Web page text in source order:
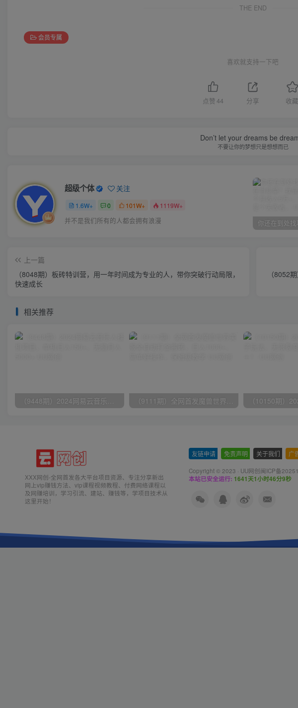
THE END
会员专属
喜欢就支持一下吧
点赞44 分享 收藏
Don’t let your dreams be
不要让你的梦想只是想想而已
超级个体 关注
1.6W+ 0 101W+ 1119W+
并不是我们所有的人都会拥有浪漫
上一篇
（8048期）板砖特训营，用一年时间成为专业的人，带你突破行动局限，
快速成长
（8052
相关推荐
（9448期）2024网易云音乐人挂机项目，单机日入150+，无脑月入5000+ （9111期）全网首发魔兽世界美服全自动打金搬砖，日入1000+，简单好操作，保姆级教学
XXX网创-全网首发各大平台项目资源、专注分享新出
网上vip赚钱方法、vip课程视频教程、付费网络课程以
及网赚培训，学习引流、建站、赚钱等，学项目技术从
这里开始！
友链申请 免责声明 关于我们 广
Copyright © 2023 · UU网创闽ICP备
本站已安全运行: 1641天1小时46分10秒